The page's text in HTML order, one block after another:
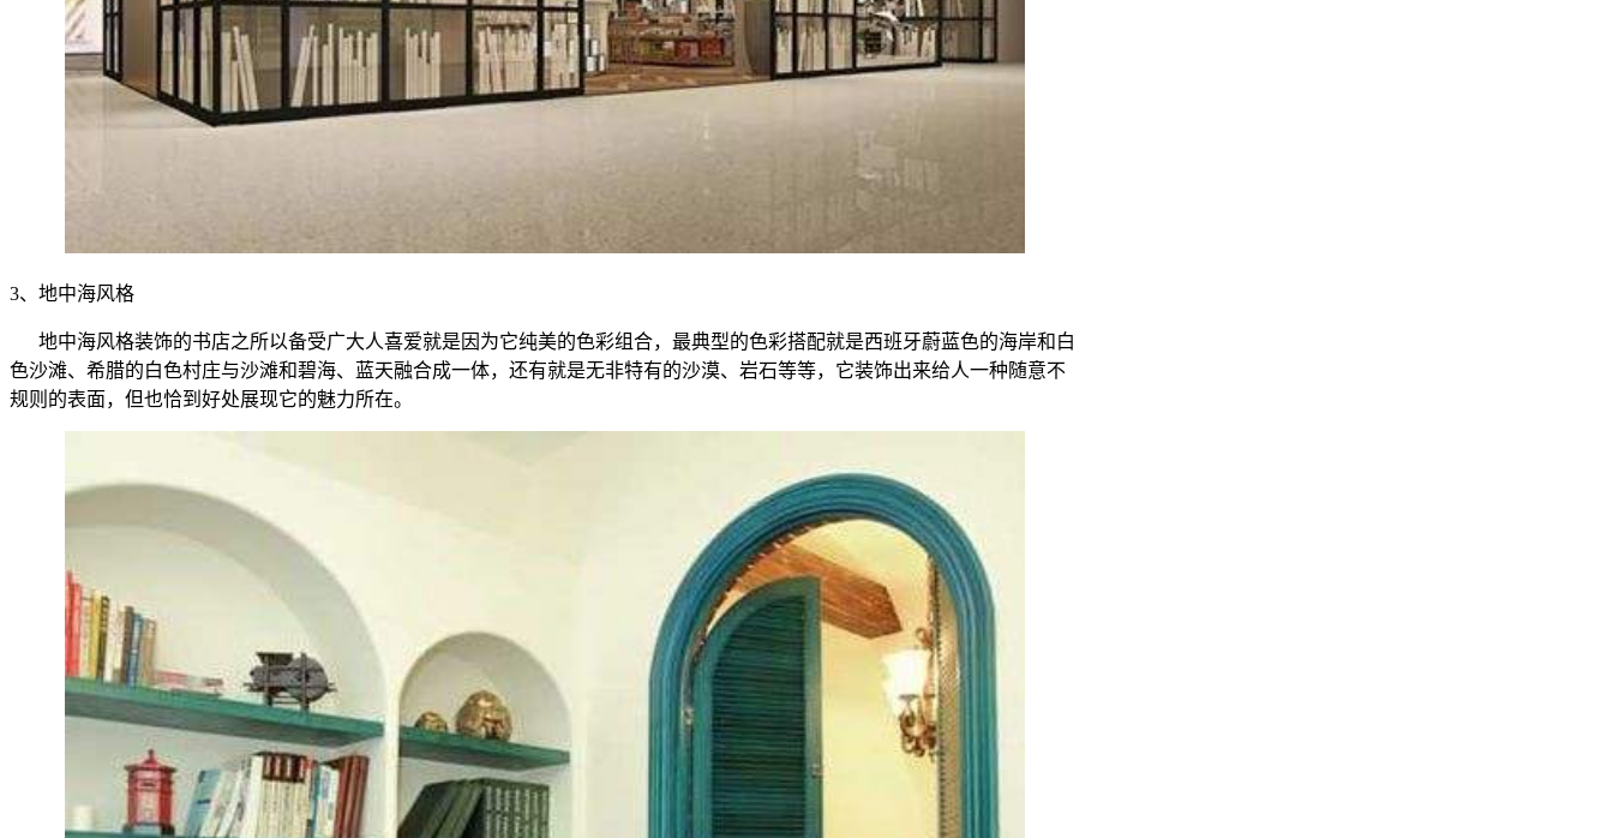
3、 地中海风格
地中海风格装饰的书店之所以备受广大人喜爱就是因为它纯美的色彩组合，最典型的色彩搭配就是西班牙蔚蓝色的海岸和白
色沙滩、希腊的白色村庄与沙滩和碧海、蓝天融合成一体，还有就是无非特有的沙漠、岩石等等，它装饰出来给人一种随意不
规则的表面，但也恰到好处展现它的魅力所在。